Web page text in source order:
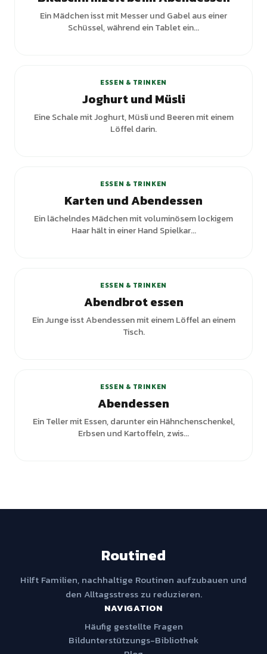
Ein Mädchen isst mit Messer und Gabel aus einer
Schüssel, während ein Tablet ein...
ESSEN & TRINKEN
Joghurt und Müsli
Eine Schale mit Joghurt, Müsli und Beeren mit einem
Löffel darin.
ESSEN & TRINKEN
Karten und Abendessen
Ein lächelndes Mädchen mit voluminösem lockigem
Haar hält in einer Hand Spielkar...
ESSEN & TRINKEN
Abendbrot essen
Ein Junge isst Abendessen mit einem Löffel an einem
Tisch.
ESSEN & TRINKEN
Abendessen
Ein Teller mit Essen, darunter ein Hähnchenschenkel,
Erbsen und Kartoffeln, zwis...
Routined
Hilft Familien, nachhaltige Routinen aufzubauen und
den Alltagsstress zu reduzieren.
NAVIGATION
Häufig gestellte Fragen
Bildunterstützungs-Bibliothek